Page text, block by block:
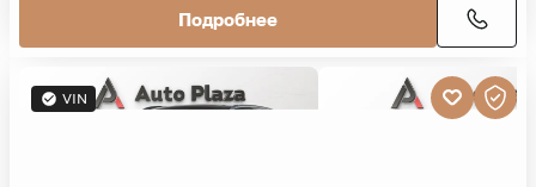
Подробнее
VIN